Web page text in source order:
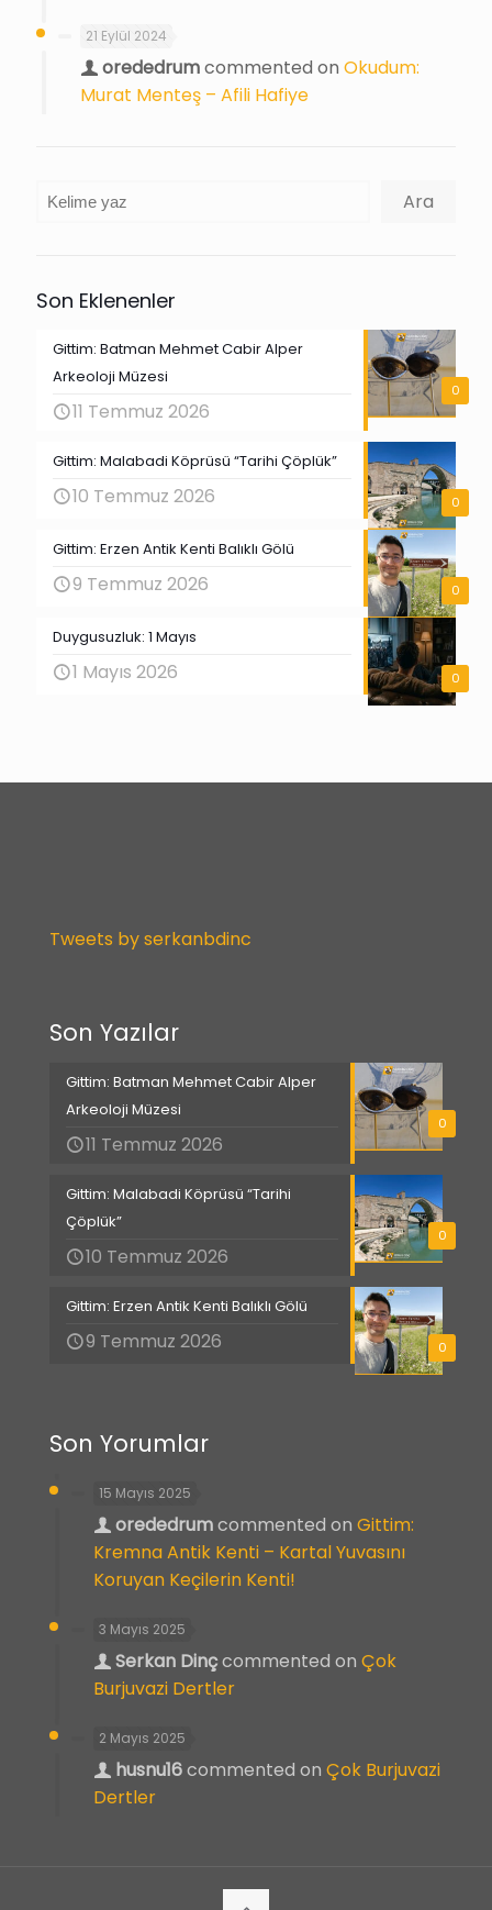
21 Eylül 2024
orededrumcommented on Okudum:
Murat Menteş – Afili Hafiye
Ara Ara
Son Eklenenler
0
Gittim: Batman Mehmet Cabir Alper
Arkeoloji Müzesi
11 Temmuz 2026
0
Gittim: Malabadi Köprüsü “Tarihi Çöplük”
10 Temmuz 2026
0
Gittim: Erzen Antik Kenti Balıklı Gölü
9 Temmuz 2026
0
Duygusuzluk: 1 Mayıs
1 Mayıs 2026
Tweets by serkanbdinc
Son Yazılar
0
Gittim: Batman Mehmet Cabir Alper
Arkeoloji Müzesi
11 Temmuz 2026
0
Gittim: Malabadi Köprüsü “Tarihi
Çöplük”
10 Temmuz 2026
0
Gittim: Erzen Antik Kenti Balıklı Gölü
9 Temmuz 2026
Son Yorumlar
15 Mayıs 2025
orededrumcommented on Gittim:
Kremna Antik Kenti – Kartal Yuvasını
Koruyan Keçilerin Kenti!
3 Mayıs 2025
Serkan Dinçcommented on Çok
Burjuvazi Dertler
2 Mayıs 2025
husnu16commented on Çok Burjuvazi
Dertler